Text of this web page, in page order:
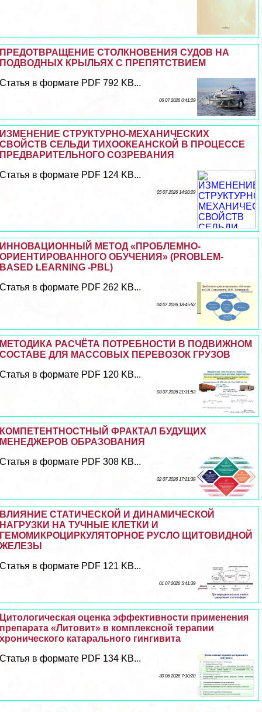
ПРЕДОТВРАЩЕНИЕ СТОЛКНОВЕНИЯ СУДОВ НА
ПОДВОДНЫХ КРЫЛЬЯХ С ПРЕПЯТСТВИЕМ
Статья в формате PDF 792 KB...
06 07 2026 0:41:29
ИЗМЕНЕНИЕ СТРУКТУРНО-МЕХАНИЧЕСКИХ
СВОЙСТВ СЕЛЬДИ ТИХООКЕАНСКОЙ В ПРОЦЕССЕ
ПРЕДВАРИТЕЛЬНОГО СОЗРЕВАНИЯ
Статья в формате PDF 124 KB...
05 07 2026 14:20:29
ИННОВАЦИОННЫЙ МЕТОД «ПРОБЛЕМНО-
ОРИЕНТИРОВАННОГО ОБУЧЕНИЯ» (PROBLEM-
BASED LEARNING -PBL)
Статья в формате PDF 262 KB...
04 07 2026 18:45:52
МЕТОДИКА РАСЧЁТА ПОТРЕБНОСТИ В ПОДВИЖНОМ
СОСТАВЕ ДЛЯ МАССОВЫХ ПЕРЕВОЗОК ГРУЗОВ
Статья в формате PDF 120 KB...
03 07 2026 21:31:53
КОМПЕТЕНТНОСТНЫЙ ФРАКТАЛ БУДУЩИХ
МЕНЕДЖЕРОВ ОБРАЗОВАНИЯ
Статья в формате PDF 308 KB...
02 07 2026 17:21:38
ВЛИЯНИЕ СТАТИЧЕСКОЙ И ДИНАМИЧЕСКОЙ
НАГРУЗКИ НА ТУЧНЫЕ КЛЕТКИ И
ГЕМОМИКРОЦИРКУЛЯТОРНОЕ РУСЛО ЩИТОВИДНОЙ
ЖЕЛЕЗЫ
Статья в формате PDF 121 KB...
01 07 2026 5:41:39
Цитологическая оценка эффективности применения
препарата «Литовит» в комплексной терапии
хронического катарального гингивита
Статья в формате PDF 134 KB...
30 06 2026 7:10:20